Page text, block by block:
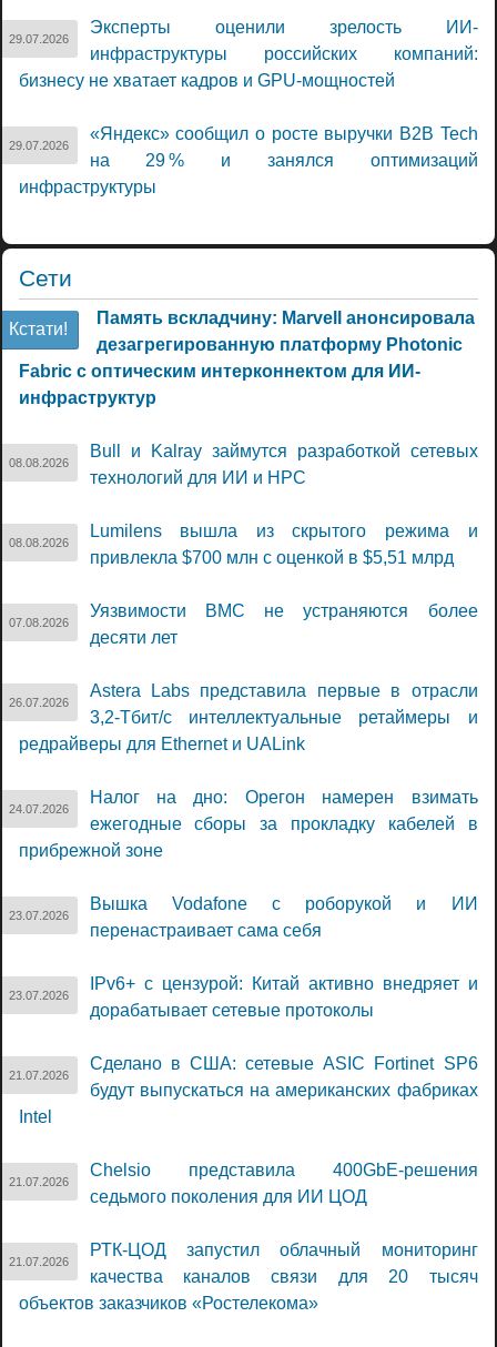
29.07.2026
Эксперты оценили зрелость ИИ-
инфраструктуры российских компаний:
бизнесу не хватает кадров и GPU-мощностей
29.07.2026
«Яндекс» сообщил о росте выручки B2B Tech
на 29 % и занялся оптимизаций
инфраструктуры
Сети
Кстати!
Память вскладчину: Marvell анонсировала
дезагрегированную платформу Photonic
Fabric с оптическим интерконнектом для ИИ-
инфраструктур
08.08.2026
Bull и Kalray займутся разработкой сетевых
технологий для ИИ и НРС
08.08.2026
Lumilens вышла из скрытого режима и
привлекла $700 млн с оценкой в $5,51 млрд
07.08.2026
Уязвимости BMC не устраняются более
десяти лет
26.07.2026
Astera Labs представила первые в отрасли
3,2-Тбит/с интеллектуальные ретаймеры и
редрайверы для Ethernet и UALink
24.07.2026
Налог на дно: Орегон намерен взимать
ежегодные сборы за прокладку кабелей в
прибрежной зоне
23.07.2026
Вышка Vodafone с роборукой и ИИ
перенастраивает сама себя
23.07.2026
IPv6+ с цензурой: Китай активно внедряет и
дорабатывает сетевые протоколы
21.07.2026
Сделано в США: сетевые ASIC Fortinet SP6
будут выпускаться на американских фабриках
Intel
21.07.2026
Chelsio представила 400GbE-решения
седьмого поколения для ИИ ЦОД
21.07.2026
РТК-ЦОД запустил облачный мониторинг
качества каналов связи для 20 тысяч
объектов заказчиков «Ростелекома»